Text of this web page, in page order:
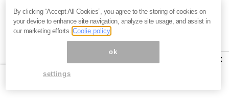
だと思いますので、その録音インタビューの内容を紹
介します。（メルマガ『いつも感謝している高年の独
×
By clicking “Accept All Cookies”, you agree to the storing of cookies on
your device to enhance site navigation, analyze site usage, and assist in
our marketing efforts.Coolie policy
ok
settings